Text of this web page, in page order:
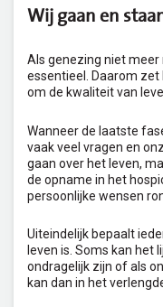
Wij gaan en
Als genezing niet
essentieel. Daarom
om de kwaliteit van
Wanneer de laatste
vaak veel vragen en
gaan over het leven,
de opname in het
persoonlijke wensen
Uiteindelijk bepaalt
leven is. Soms kan het
ondragelijk zijn of als
kan dan in het